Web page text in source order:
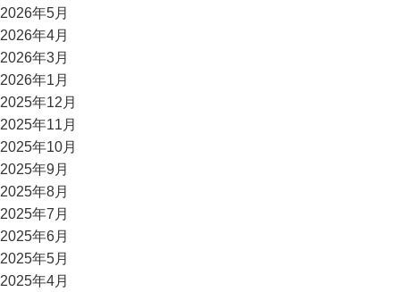
2026年5月
2026年4月
2026年3月
2026年1月
2025年12月
2025年11月
2025年10月
2025年9月
2025年8月
2025年7月
2025年6月
2025年5月
2025年4月